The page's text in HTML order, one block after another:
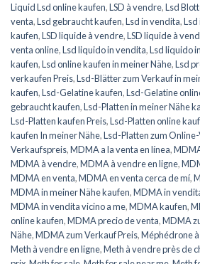
Liquid Lsd online kaufen,LSD à vendre,Lsd
venta,Lsd gebraucht kaufen,Lsd in vendita,Lsd
kaufen,LSD liquide à vendre,LSD liquide à
venta online,Lsd liquido in vendita,Lsd liquido
kaufen,Lsd online kaufen in meiner Nähe,Lsd
verkaufen Preis,Lsd-Blätter zum Verkauf in
kaufen,Lsd-Gelatine kaufen,Lsd-Gelatine
gebraucht kaufen,Lsd-Platten in meiner Nähe
Lsd-Platten kaufen Preis,Lsd-Platten online
kaufen In meiner Nähe,Lsd-Platten zum
Verkaufspreis,MDMA a la venta en línea,
MDMA à vendre,MDMA à vendre en ligne,
MDMA en venta,MDMA en venta cerca de mí,
MDMA in meiner Nähe kaufen,MDMA in
MDMA in vendita vicino a me,MDMA kaufen,
online kaufen,MDMA precio de venta,MDMA
Nähe,MDMA zum Verkauf Preis,Méphédrone
Meth à vendre en ligne,Meth à vendre près de